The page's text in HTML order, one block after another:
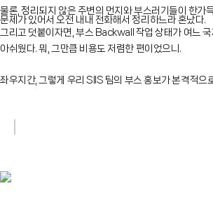
물론, 정리되지 않은 주변의 먼지와 부스러기들이 한가
문제가 있어서 오전 내내 전화해서 정리하느라 혼났다.
그리고 덧붙이자면, 부스 Backwall 작업 상태가 여느
아쉬웠다. 뭐, 그만큼 비용도 저렴한 편이었으니.
좌우지간, 그렇게 우리 SIIS 팀의 부스 홍보가 본격적으